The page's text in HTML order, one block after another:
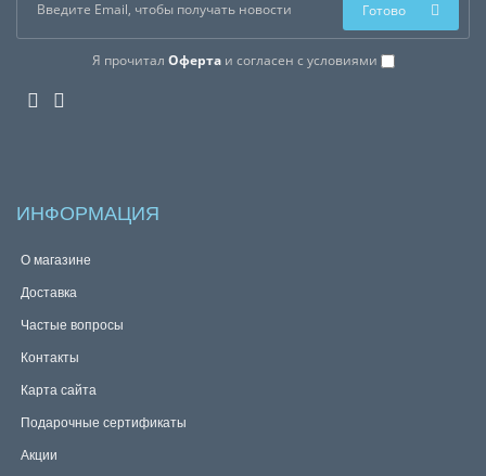
Я прочитал Офертаи согласен с условиями
Готово
ИНФОРМАЦИЯ
О магазине
Доставка
Частые вопросы
Контакты
Карта сайта
Подарочные сертификаты
Акции